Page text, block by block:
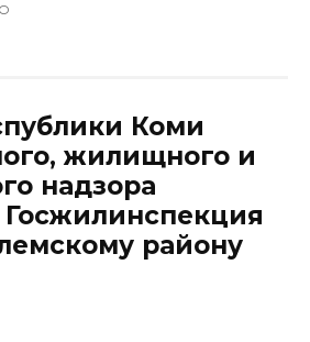
Коми
жилищного и
надзора
Госжилинспекция
району